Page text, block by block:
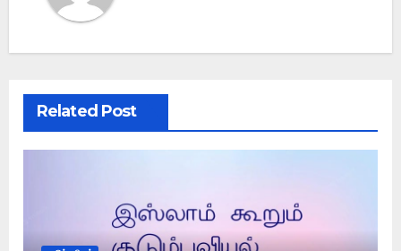
Related Post